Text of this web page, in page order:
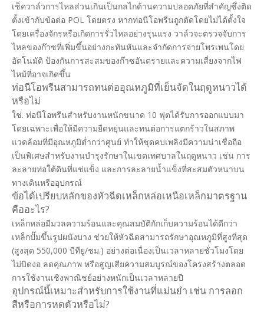
เช็ควาล์วการไหลส่วนเกินเป็นกลไกด้านความปลอดภัยที่สำคัญซึ่งติด
ตั้งเข้ากับข้อต่อ POL โดยตรง หากท่อนีโอพรีนถูกตัดโดยไม่ได้ตั้งใจ
โดยเครื่องจักรหรือเกิดการรั่วไหลอย่างรุนแรง วาล์วจะตรวจจับการ
ไหลของก๊าซที่เพิ่มขึ้นอย่างกะทันหันและจำกัดการจ่ายโพรเพนโดย
อัตโนมัติ ป้องกันการสะสมของก๊าซอันตรายและความเสี่ยงจากไฟ
ไหม้ที่อาจเกิดขึ้น
ท่อนีโอพรีนสามารถทนต่ออุณหภูมิที่เย็นจัดในฤดูหนาวได้
หรือไม่
ใช่. ท่อนีโอพรีนสำหรับงานหนักขนาด 10 ฟุตได้รับการออกแบบมา
โดยเฉพาะเพื่อให้มีความยืดหยุ่นและทนต่อการแตกร้าวในสภาพ
แวดล้อมที่มีอุณหภูมิต่ำกว่าศูนย์ ทำให้ชุดคบเพลิงมีความน่าเชื่อถือ
เป็นพิเศษสำหรับงานบำรุงรักษาในเขตเทศบาลในฤดูหนาว เช่น การ
ละลายท่อใต้ดินที่แช่แข็ง และการละลายน้ำแข็งที่สะสมตัวหนาบน
ทางเดินหรืออุปกรณ์
ข้อได้เปรียบหลักของหัวฉีดเหล็กหล่อเหนือเหล็กมาตรฐาน
คืออะไร?
เหล็กหล่อมีมวลความร้อนและคุณสมบัติกักเก็บความร้อนได้ดีกว่า
เหล็กปั๊มขึ้นรูปผนังบาง ช่วยให้หัวฉีดสามารถรักษาอุณหภูมิที่สูงที่สุด
(สูงสุด 550,000 บีทียู/ชม.) อย่างต่อเนื่องเป็นเวลาหลายชั่วโมงโดย
ไม่บิดงอ ลดคุณภาพ หรือสูญเสียความสมบูรณ์ของโครงสร้างตลอด
การใช้งานเชิงพาณิชย์อย่างหนักเป็นเวลาหลายปี
อุปกรณ์นี้เหมาะสำหรับการใช้งานที่แม่นยำ เช่น การลอก
สีหรือการหดตัวหรือไม่?